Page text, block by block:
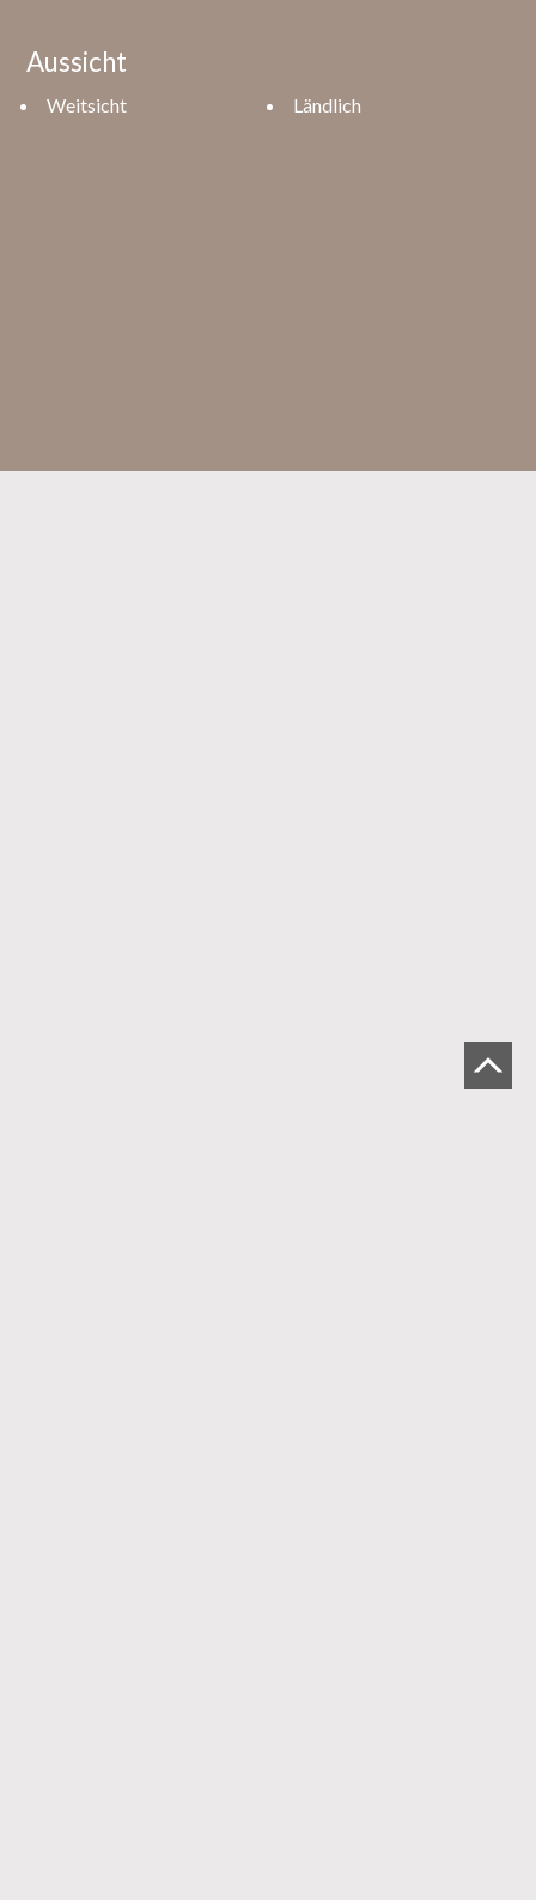
Aussicht
Weitsicht Ländlich